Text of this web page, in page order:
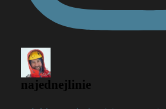
najednejlinie